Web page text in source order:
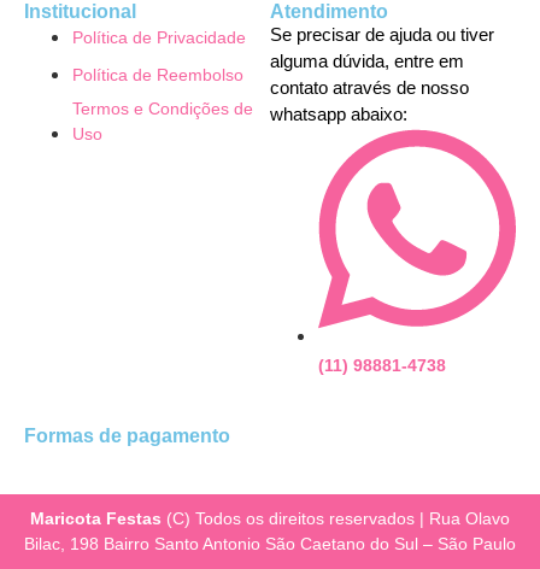
Institucional
Política de Privacidade
Política de Reembolso
Termos e Condições de
Uso
Atendimento
Se precisar de ajuda ou tiver
alguma dúvida, entre em
contato através de nosso
whatsapp abaixo:
(11) 98881-4738
Formas de pagamento
Maricota Festas (C) Todos os direitos reservados | Rua Olavo
Bilac, 198 Bairro Santo Antonio São Caetano do Sul – São Paulo